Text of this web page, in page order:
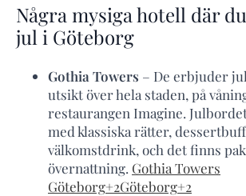
Några mysiga hotell där
jul i Göteborg
Gothia Towers – De erbjuder
utsikt över hela staden, på
restaurangen Imagine.
med klassiska rätter,
välkomstdrink, och det finns
övernattning. Gothia Towers
Göteborg+2Göteborg+2